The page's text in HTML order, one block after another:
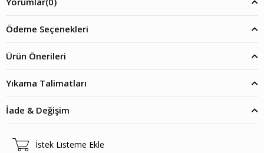
Ödeme Seçenekleri
Ürün Önerileri
Yıkama Talimatları
İade & Değişim
İstek Listeme Ekle